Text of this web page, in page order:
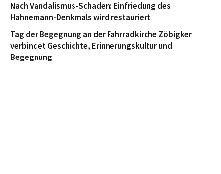
Nach Vandalismus-Schaden: Einfriedung des
Hahnemann-Denkmals wird restauriert
Tag der Begegnung an der Fahrradkirche Zöbigker
verbindet Geschichte, Erinnerungskultur und
Begegnung